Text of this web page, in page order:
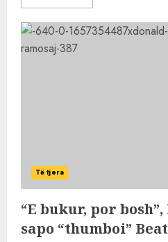
Të tjera
“E bukur, por
sapo “thumboi”